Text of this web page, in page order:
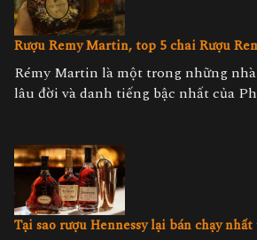
Rượu Remy Martin, top 5 chai Rượu
Rémy Martin là một trong những
lâu đời và danh tiếng bậc nhất của
Tại sao rượu Hennessy lại bán chạy nhất